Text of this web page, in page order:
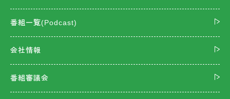
番組一覧(Podcast)
会社情報
番組審議会